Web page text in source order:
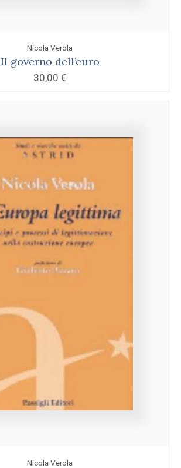
Nicola Verola
Il governo dell’euro
30,00 €
Nicola Verola